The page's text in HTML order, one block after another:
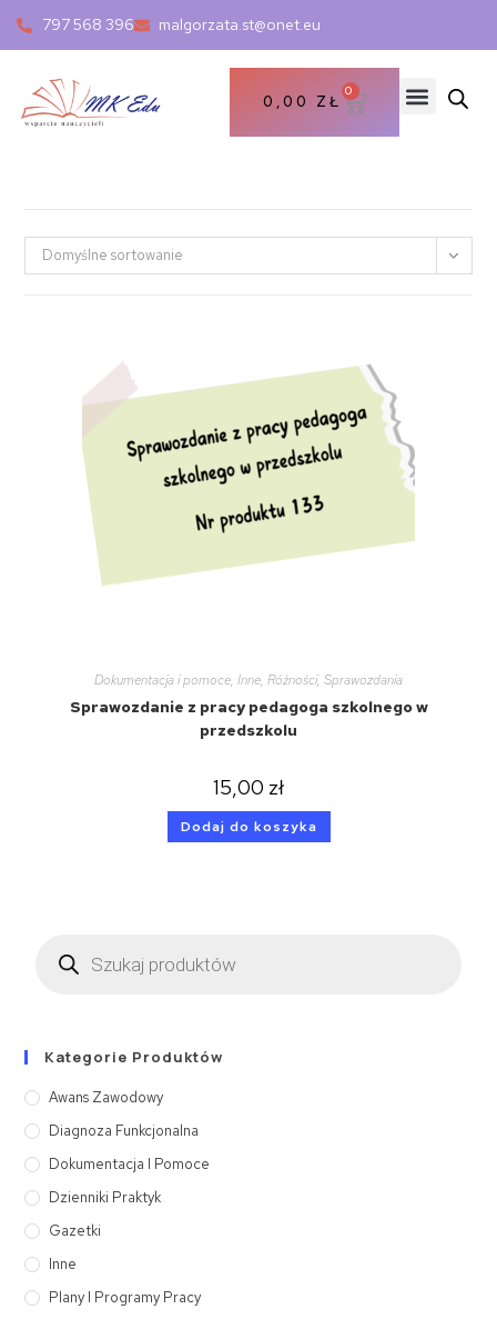
797 568 396 malgorzata.st@onet.eu
0,00 ZŁ
0
Domyślne sortowanie
Dokumentacja i pomoce, Inne, Różności, Sprawozdania
Sprawozdanie z pracy pedagoga szkolnego w
przedszkolu
15,00 zł
Dodaj do koszyka
Kategorie Produktów
Awans Zawodowy
Diagnoza Funkcjonalna
Dokumentacja I Pomoce
Dzienniki Praktyk
Gazetki
Inne
Plany I Programy Pracy